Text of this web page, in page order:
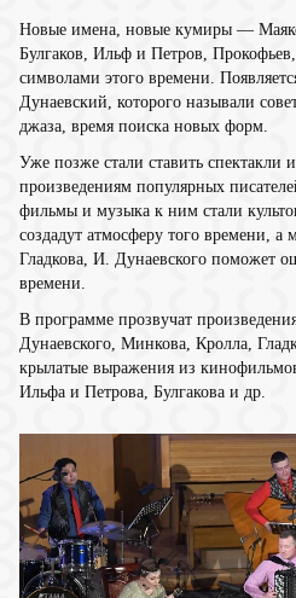
Новые имена, новые кумиры —
Булгаков, Ильф и Петров,
символами этого времени.
Дунаевский, которого называли
джаза, время поиска новых форм.
Уже позже стали ставить спектакли
произведениям популярных
фильмы и музыка к ним стали
создадут атмосферу того времени, а
Гладкова, И. Дунаевского поможет
времени.
В программе прозвучат
Дунаевского, Минкова, Кролла,
крылатые выражения из
Ильфа и Петрова, Булгакова и др.